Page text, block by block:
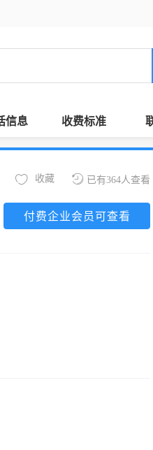
信息 收费标准
已有364人查看
收藏
付费企业会员可查看